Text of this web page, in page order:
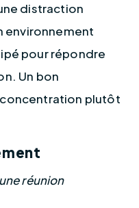
distraction
environnement
pour répondre
Un bon
plutôt
réunion